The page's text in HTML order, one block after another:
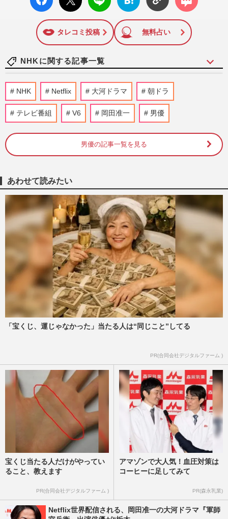
ok い
ト
ブック
に追加
ト
タレコミ投稿 無料占い
NHKに関する記事一覧
NHK職員の性被害問題「受信料払ってい
るんだから…」出演者非公表の“逃げ腰姿
勢”で問われる公共放送の責…
週刊女性PRIME
NHK職員への性加害騒動、番組出演者
X「飲酒のため記憶がない」言い訳が大炎
週刊女性PRIME
NHK職員への性加害で“出禁”食らった〈5
年前の番組出演者〉特定が進むも、ネット
で「無関係な個人名」も拡…
週刊女性PRIME 2026/8/6
《NHKの性被害問題》「誰を守るべきな
のか」演者と職員の“パワーバランス”が浮
き彫りに、問われる組織の…
週刊女性PRIME
【高校野球７イニング制】に巨人・田中将
NHK Netflix 大河ドラマ 朝ドラ
テレビ番組 V6 岡田准一 男優
男優の記事一覧を見る
あわせて読みたい
「宝くじ、運じゃなかった」当たる人は“同じこと”してる
PR(合同会社デジタルファーム )
宝くじ当たる人だけがやってい
ること、教えます
PR(合同会社デジタルファーム )
アマゾンで大人気！血圧対策は
コーヒーに足してみて
PR(森永乳業)
Netflix世界配信される、岡田准一の大河ドラマ『軍師